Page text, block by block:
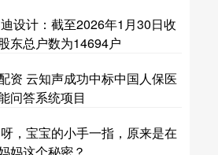
设计：截至2026年1月30日收
东总户数为14694户
资 云知声成功中标中国人保医
问答系统项目
，宝宝的小手一指，原来是在